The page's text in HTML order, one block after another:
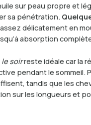
sur peau propre et
sa pénétration.
délicatement en
absorption
le soirreste idéale car la
pendant le sommeil.
tandis que les
sur les longueurs et